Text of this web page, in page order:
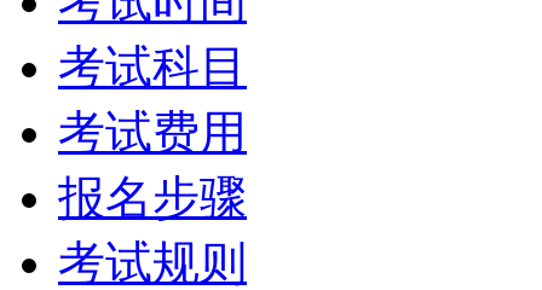
考试科目
考试费用
报名步骤
考试规则